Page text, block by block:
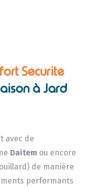
Sécurité
à Jard
avec de
Daitemou encore
de manière
performants